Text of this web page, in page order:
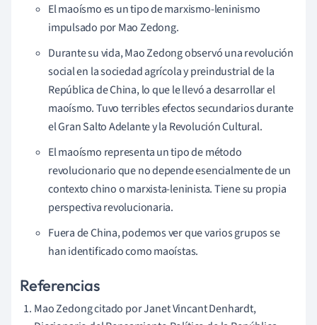
El maoísmo es un tipo de marxismo-leninismo
impulsado por Mao Zedong.
Durante su vida, Mao Zedong observó una revolución
social en la sociedad agrícola y preindustrial de la
República de China, lo que le llevó a desarrollar el
maoísmo. Tuvo terribles efectos secundarios durante
el Gran Salto Adelante y la Revolución Cultural.
El maoísmo representa un tipo de método
revolucionario que no depende esencialmente de un
contexto chino o marxista-leninista. Tiene su propia
perspectiva revolucionaria.
Fuera de China, podemos ver que varios grupos se
han identificado como maoístas.
Referencias
Mao Zedong citado por Janet Vincant Denhardt,